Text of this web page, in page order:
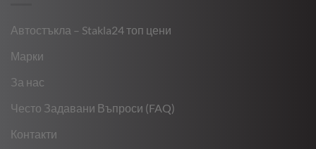
Автостъкла – Stakla24 топ цени
Марки
За нас
Често Задавани Въпроси (FAQ)
Контакти